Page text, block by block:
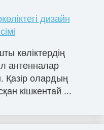
дизайн
көліктердің
антенналар
Қазір олардың
кішкентай ...